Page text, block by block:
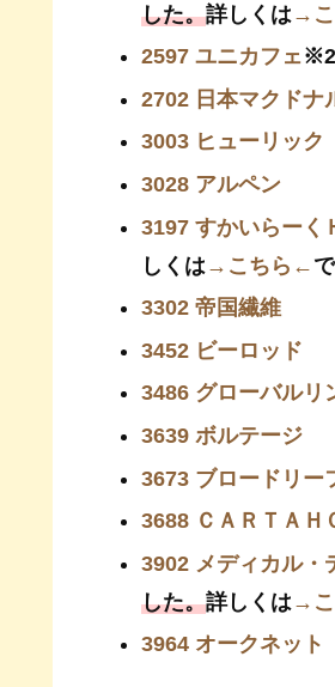
した。詳しくは →
2597 ユニカフェ
2702 日本マクドナ
3003 ヒューリック
3028 アルペン
3197 すかいらーく
しくは →こちら←
3302 帝国繊維
3452 ビーロッド
3486 グローバルリ
3639 ボルテージ
3673 ブロードリー
3688 ＣＡＲＴＡＨ
3902 メディカル・
した。詳しくは →
3964 オークネット